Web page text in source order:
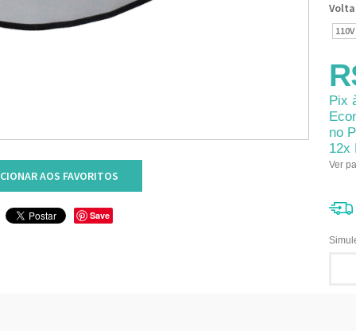
AOS FAVORITOS
Save
110V
Pix
no
12x
Ver